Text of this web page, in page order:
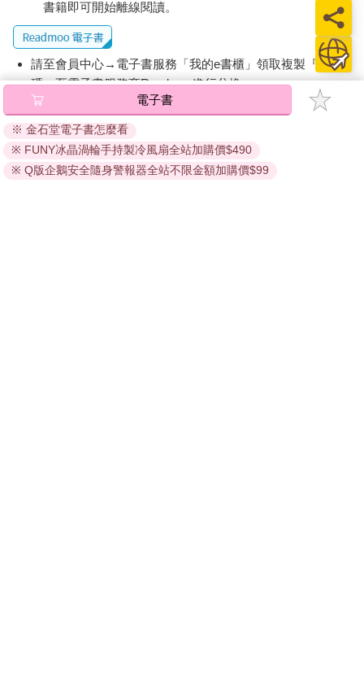
書籍即可開始離線閱讀。
請至會員中心→電子書服務「我的e書櫃」領取複製『兌換
碼』至電子書服務商Readmoo進行兌換。
退換貨須知：
因版權保護，您在金石堂所購買的電子書僅能以金石堂專屬
的閱讀軟體開啟閱讀，無法以其他閱讀器或直接下載檔案。
依據「消費者保護法」第19條及行政院消費者保護處公告之
電子書
※ 金石堂電子書怎麼看
※ FUNY冰晶渦輪手持製冷風扇全站加購價$490
※ Q版企鵝安全隨身警報器全站不限金額加購價$99